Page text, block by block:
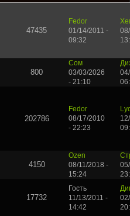
47435
Fedor
01/14/2011 -
09:32
800
Сом
03/03/2026
- 21:10
202786
Fedor
08/17/2010
- 22:23
4150
Ozen
08/11/2018 -
15:24
17732
Гость
11/13/2011 -
14:42